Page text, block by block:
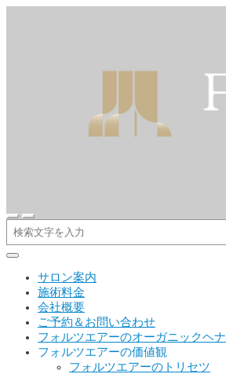
サロン案内
施術料金
会社概要
ご予約＆お問い合わせ
フォルツエアーのオーガニックヘナ
フォルツエアーの価値観
フォルツエアーのトリセツ